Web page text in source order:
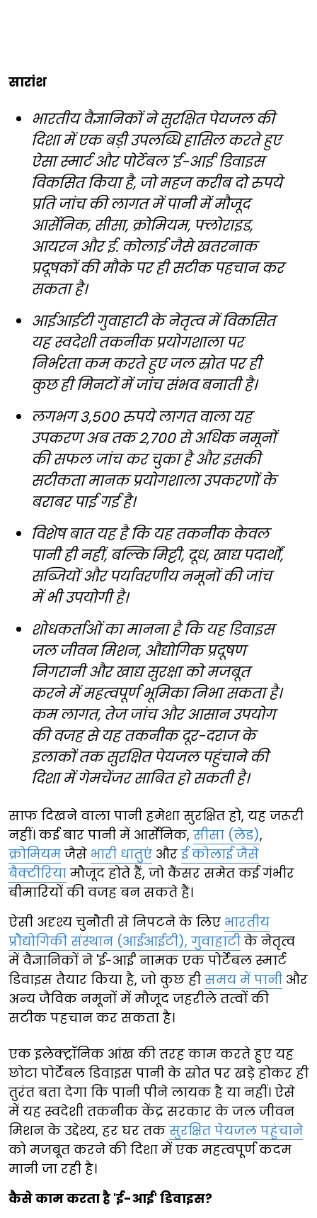
सारांश
भारतीय वैज्ञानिकों ने सुरक्षित पेयजल की
दिशा में एक बड़ी उपलब्धि हासिल करते हुए
ऐसा स्मार्ट और पोर्टेबल 'ई-आई' डिवाइस
विकसित किया है, जो महज करीब दो रुपये
प्रति जांच की लागत में पानी में मौजूद
आर्सेनिक, सीसा, क्रोमियम, फ्लोराइड,
आयरन और ई. कोलाई जैसे खतरनाक
प्रदूषकों की मौके पर ही सटीक पहचान कर
सकता है।
आईआईटी गुवाहाटी के नेतृत्व में विकसित
यह स्वदेशी तकनीक प्रयोगशाला पर
निर्भरता कम करते हुए जल स्रोत पर ही
कुछ ही मिनटों में जांच संभव बनाती है।
लगभग 3,500 रुपये लागत वाला यह
उपकरण अब तक 2,700 से अधिक नमूनों
की सफल जांच कर चुका है और इसकी
सटीकता मानक प्रयोगशाला उपकरणों के
बराबर पाई गई है।
विशेष बात यह है कि यह तकनीक केवल
पानी ही नहीं, बल्कि मिट्टी, दूध, खाद्य पदार्थों,
सब्जियों और पर्यावरणीय नमूनों की जांच
में भी उपयोगी है।
शोधकर्ताओं का मानना है कि यह डिवाइस
जल जीवन मिशन, औद्योगिक प्रदूषण
निगरानी और खाद्य सुरक्षा को मजबूत
करने में महत्वपूर्ण भूमिका निभा सकता है।
कम लागत, तेज जांच और आसान उपयोग
की वजह से यह तकनीक दूर-दराज के
इलाकों तक सुरक्षित पेयजल पहुंचाने की
दिशा में गेमचेंजर साबित हो सकती है।
साफ दिखने वाला पानी हमेशा सुरक्षित हो, यह जरूरी
नहीं। कई बार पानी में आर्सेनिक, सीसा (लेड),
क्रोमियम जैसे भारी धातुएं औरई कोलाई जैसे
बैक्टीरिया मौजूद होते हैं, जो कैंसर समेत कई गंभीर
बीमारियों की वजह बन सकते हैं।
ऐसी अदृश्य चुनौती से निपटने के लिए भारतीय
प्रौद्योगिकी संस्थान (आईआईटी), गुवाहाटी के नेतृत्व
में वैज्ञानिकों ने 'ई-आई' नामक एक पोर्टेबल स्मार्ट
डिवाइस तैयार किया है, जो कुछ ही समय में पानी और
अन्य जैविक नमूनों में मौजूद जहरीले तत्वों की
सटीक पहचान कर सकता है।
एक इलेक्ट्रॉनिक आंख की तरह काम करते हुए यह
छोटा पोर्टेबल डिवाइस पानी के स्रोत पर खड़े होकर ही
तुरंत बता देगा कि पानी पीने लायक है या नहीं। ऐसे
में यह स्वदेशी तकनीक केंद्र सरकार के जल जीवन
मिशन के उद्देश्य, हर घर तक सुरक्षित पेयजल पहुंचाने
को मजबूत करने की दिशा में एक महत्वपूर्ण कदम
मानी जा रही है।
कैसे काम करता है 'ई-आई' डिवाइस?